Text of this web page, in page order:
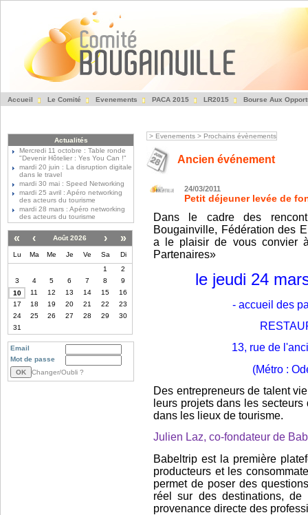
Accueil Le Comité Evenements PACA 2015 LR2015 Bourse Aux
Actualités
Mercredi 11 octobre : Table ronde
"Devenir Hôtelier : Yes You Can !"
mardi 20 juin : La disruption digitale
dans le travel
mardi 30 mai : Speed Networking
mardi 25 avril : Apéro networking
des acteurs du tourisme
mardi 28 mars : Apéro networking
des acteurs du tourisme
« ‹ Août 2026 › »
Lu Ma Me Je Ve Sa
Di
1
2
3
4 5 6 7 8
9
10
11 12 13 14 15
16
17
18 19 20 21 22
23
24
25 26 27 28 29
30
31
Email
Mot de passe
Changer/Oubli ?
> Evenements > Prochains évènements
Ancien événement
24/03/2011
Petit déjeuner levée de
Dans le cadre des
Bougainville, Fédération des
a le plaisir de vous convier
Partenaires»
le jeudi 24
- accueil des
13, rue de
(Métro :
Des entrepreneurs de talent
leurs projets dans les
dans les lieux de tourisme.
Julien Laz, co-fondateur de
Babeltrip est la première
producteurs et les
permet de poser des
réel sur des destinations,
provenance directe des